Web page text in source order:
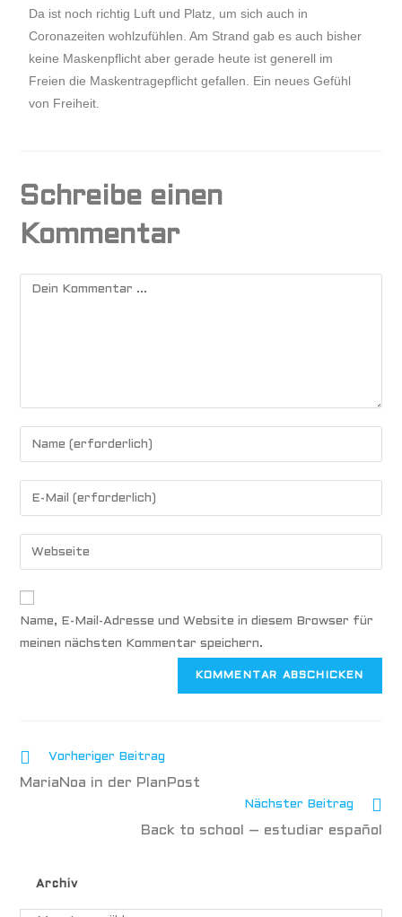
Da ist noch richtig Luft und Platz, um sich auch in
Coronazeiten wohlzufühlen. Am Strand gab es auch bisher
keine Maskenpflicht aber gerade heute ist generell im
Freien die Maskentragepflicht gefallen. Ein neues Gefühl
von Freiheit.
Schreibe einen
Kommentar
Name, E-Mail-Adresse und Website in diesem Browser für
meinen nächsten Kommentar speichern.
Vorheriger Beitrag
MariaNoa in der PlanPost
Nächster Beitrag
Back to school – estudiar español
Archiv